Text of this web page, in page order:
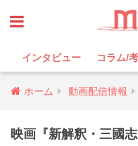
インタビュー コラム/
ホーム 動画配信情報
映画『新解釈・三國